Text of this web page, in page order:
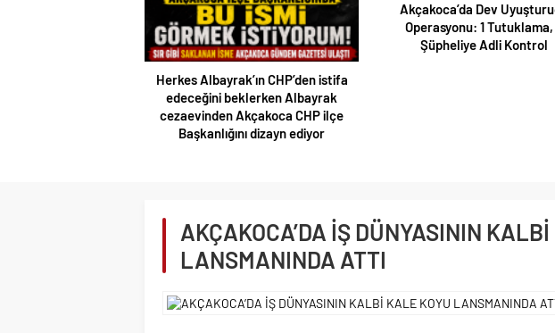
Akçakoca’da Dev Uyuşturucu
Operasyonu: 1 Tutuklama, 3
Şüpheliye Adli Kontrol
AKÇAKOCA’DA İŞ DÜNYASININ
LANSMANINDA ATTI